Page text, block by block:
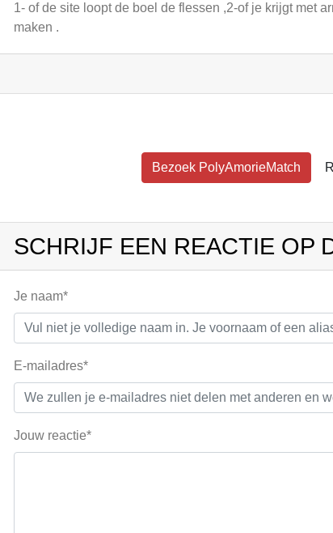
1- of de site loopt de boel de flessen ,2-of je krijgt met
maken .
Bezoek PolyAmorieMatch
SCHRIJF EEN REACTIE OP
Je naam*
E-mailadres*
Jouw reactie*